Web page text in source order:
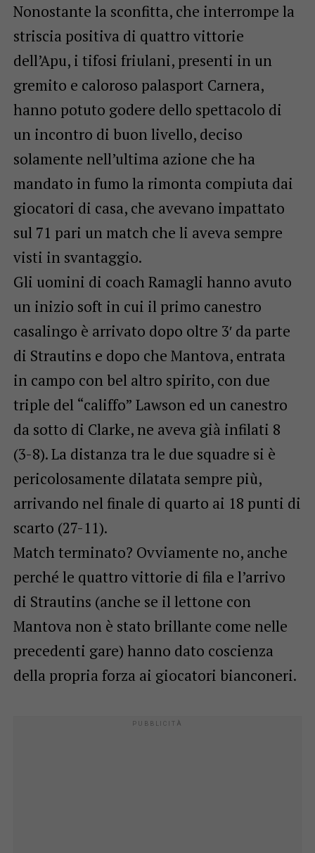
Nonostante la sconfitta, che interrompe la
striscia positiva di quattro vittorie
dell’Apu, i tifosi friulani, presenti in un
gremito e caloroso palasport Carnera,
hanno potuto godere dello spettacolo di
un incontro di buon livello, deciso
solamente nell’ultima azione che ha
mandato in fumo la rimonta compiuta dai
giocatori di casa, che avevano impattato
sul 71 pari un match che li aveva sempre
visti in svantaggio.
Gli uomini di coach Ramagli hanno avuto
un inizio soft in cui il primo canestro
casalingo è arrivato dopo oltre 3′ da parte
di Strautins e dopo che Mantova, entrata
in campo con bel altro spirito, con due
triple del “califfo” Lawson ed un canestro
da sotto di Clarke, ne aveva già infilati 8
(3-8). La distanza tra le due squadre si è
pericolosamente dilatata sempre più,
arrivando nel finale di quarto ai 18 punti di
scarto (27-11).
Match terminato? Ovviamente no, anche
perché le quattro vittorie di fila e l’arrivo
di Strautins (anche se il lettone con
Mantova non è stato brillante come nelle
precedenti gare) hanno dato coscienza
della propria forza ai giocatori bianconeri.